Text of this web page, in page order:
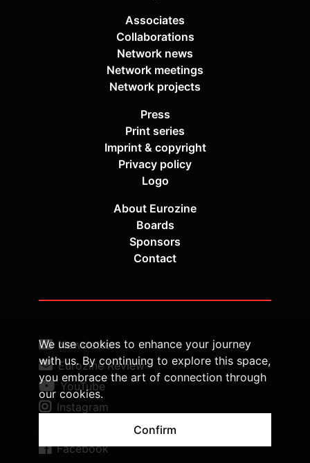
We use cookies to enhance your journey
with us. By continuing to explore this space,
you embrace the art of connection through
our cookies.
Confirm
Associates
Collaborations
Network news
Network meetings
Network projects
Press
Print series
Imprint & copyright
Privacy policy
Logo
About Eurozine
Boards
Sponsors
Contact
Newsletter
Eurozine Review
YouTube
Instagram
Facebook